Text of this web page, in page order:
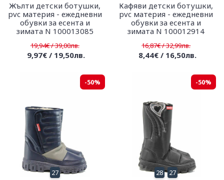
Жълти детски ботушки,
pvc материя - ежедневни
обувки за есента и
зимата N 100013085
19,94€ / 39,00лв.
9,97€ / 19,50лв.
Кафяви детски ботушки,
pvc материя - ежедневни
обувки за есента и
зимата N 100012914
16,87€ / 32,99лв.
8,44€ / 16,50лв.
-50%
27
-50%
28 27